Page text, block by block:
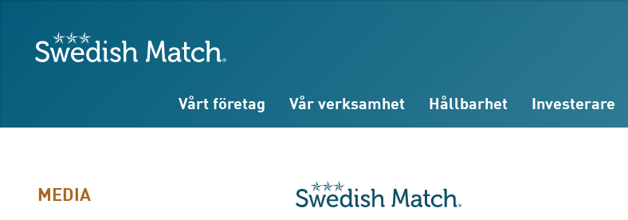
Sök
Fritext
Fritext
Swedish Match
Vårt företag Vår verksamhet Hållbarhet Investerare
MEDIA